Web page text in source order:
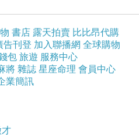
書店 露天拍賣 比比昂代購
告刊登 加入聯播網 全球購物
包 旅遊 服務中心
將 雜誌 星座命理 會員中心
業簡訊
才